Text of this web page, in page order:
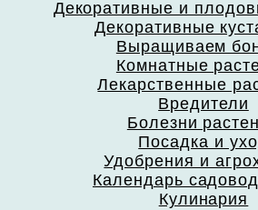
Декоративные и
Декоративные
Выращиваем
Комнатные
Лекарственные
Вредители
Болезни
Посадка и
Удобрения и
Календарь
Кулинария